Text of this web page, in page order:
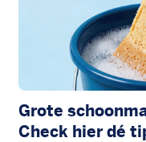
Grote
Check hier dé